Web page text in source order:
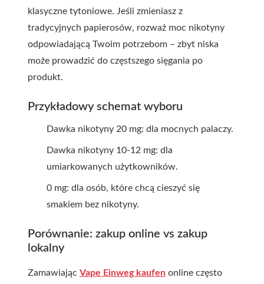
klasyczne tytoniowe. Jeśli zmieniasz z
tradycyjnych papierosów, rozważ moc nikotyny
odpowiadającą Twoim potrzebom – zbyt niska
może prowadzić do częstszego sięgania po
produkt.
Przykładowy schemat wyboru
Dawka nikotyny 20 mg: dla mocnych palaczy.
Dawka nikotyny 10-12 mg: dla
umiarkowanych użytkowników.
0 mg: dla osób, które chcą cieszyć się
smakiem bez nikotyny.
Porównanie: zakup online vs zakup
lokalny
Zamawiając Vape Einweg kaufen online często